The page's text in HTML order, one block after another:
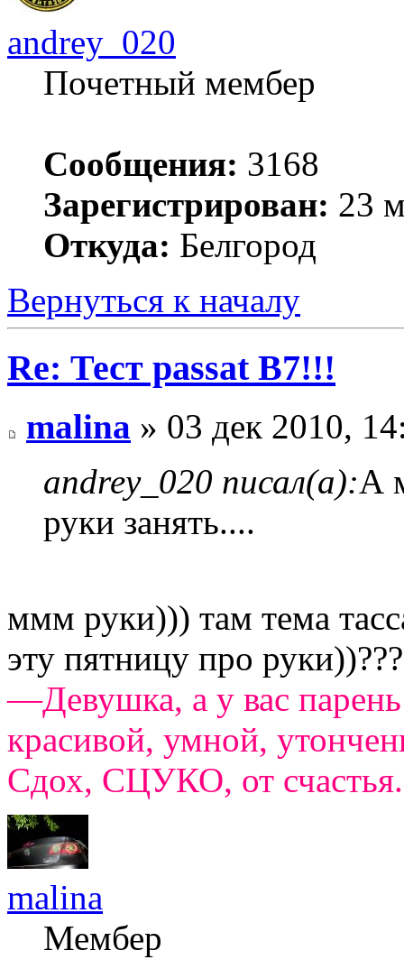
andrey_020
Почетный мембер
Сообщения: 3168
Зарегистрирован: 23
Откуда: Белгород
Вернуться к началу
Re: Тест passat B7!!!
malina » 03 дек 2010,
andrey_020 писал(а):А
руки занять....
ммм руки))) там тема
эту пятницу про
—Девушка, а у вас
красивой, умной,
Сдох, СЦУКО, от
malina
Мембер